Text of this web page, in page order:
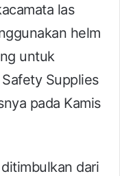
las
helm
untuk
Supplies
pada Kamis
dari